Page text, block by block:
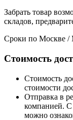
Забрать товар
складов,
Сроки по Москве /
Стоимость
Стоимость
стоимости
Отправка в
компанией. С
можно